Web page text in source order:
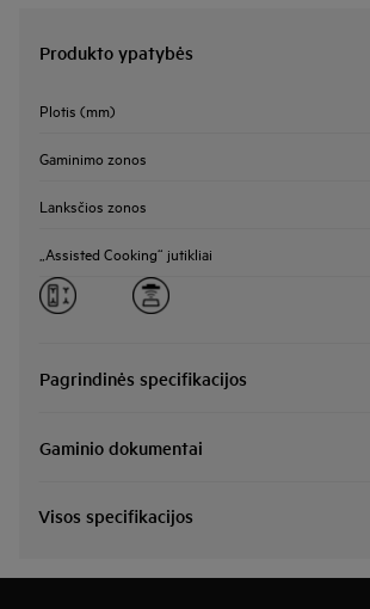
Produkto ypatybės
Plotis (mm)
Gaminimo zonos
Lanksčios zonos
„Assisted Cooking“ jutikliai
Pagrindinės specifikacijos
Gaminio dokumentai
Visos specifikacijos